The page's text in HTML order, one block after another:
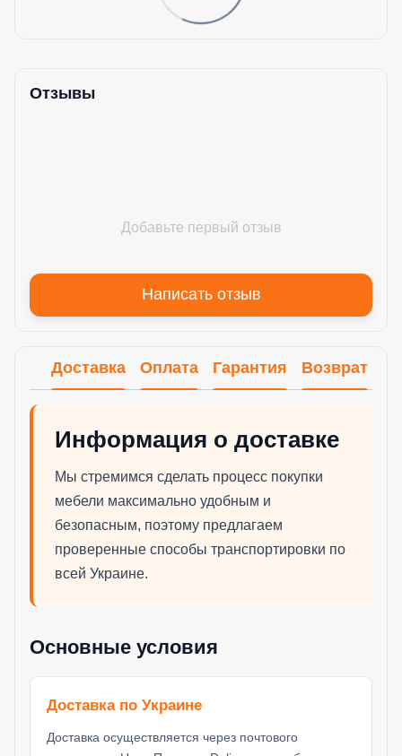
Отзывы
Добавьте первый отзыв
Написать отзыв
Доставка Оплата Гарантия Возврат
Информация о доставке
Мы стремимся сделать процесс покупки
мебели максимально удобным и
безопасным, поэтому предлагаем
проверенные способы транспортировки по
всей Украине.
Основные условия
Доставка по Украине
Доставка осуществляется через почтового